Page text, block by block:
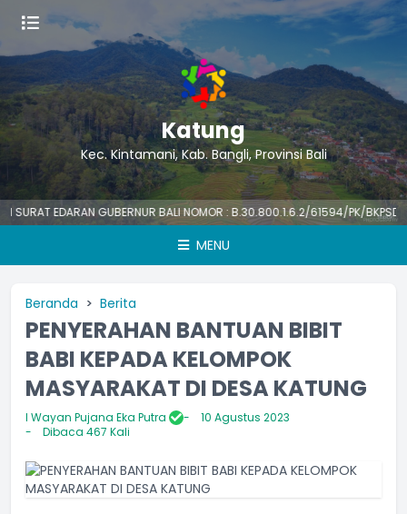
Katung
Kec. Kintamani, Kab. Bangli, Provinsi Bali
EDARAN GUBERNUR BALI NOMOR : B.30.800.1.6.2/61594/PK/BKPSDM
MENU
Beranda Berita
PENYERAHAN BANTUAN BIBIT
BABI KEPADA KELOMPOK
MASYARAKAT DI DESA KATUNG
I Wayan Pujana Eka Putra
10 Agustus 2023
Dibaca 467 Kali